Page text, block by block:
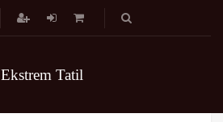
Ekstrem Tatil